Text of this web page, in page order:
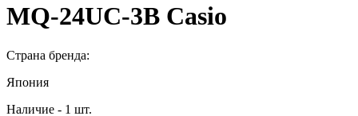
MQ-24UC-3B Casio
Страна бренда:
Япония
Наличие - 1 шт.